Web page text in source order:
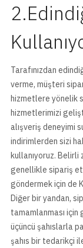
Tarafınızdan
verme, müşteri
hizmetlere yönelik
hizmetlerimizi
alışveriş deneyimi
indirimlerden sizi
kullanıyoruz. Belirli
genellikle sipariş
göndermek için de
Diğer bir yandan,
tamamlanması
üçüncü şahıslarla
şahıs bir tedarikçi